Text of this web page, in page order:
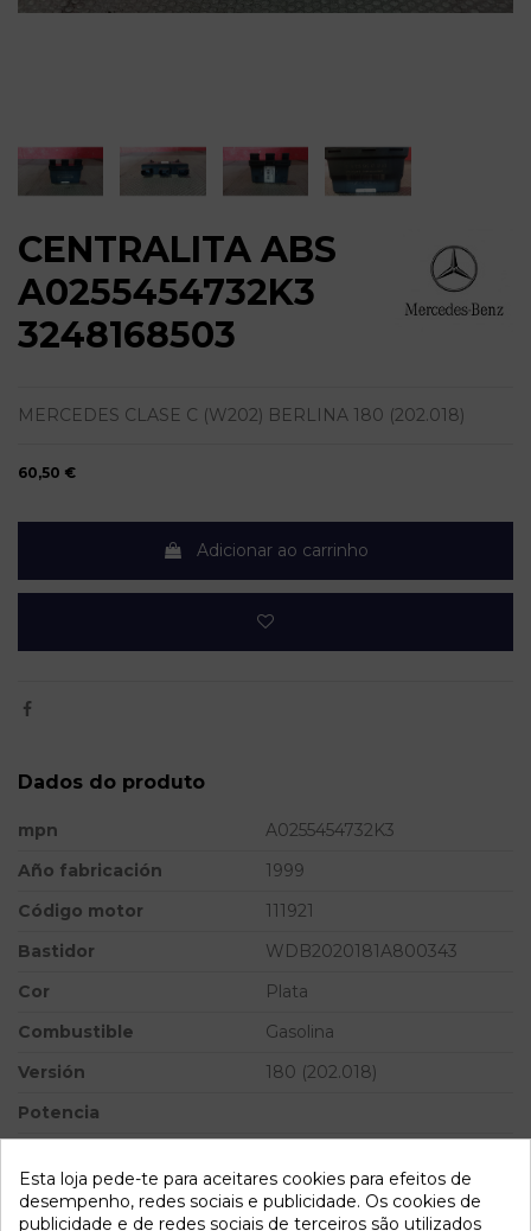
CENTRALITA ABS
A0255454732K3
3248168503
MERCEDES CLASE C (W202) BERLINA 180 (202.018)
60,50 €
Adicionar ao carrinho
Dados do produto
mpn
A0255454732K3
Año fabricación
1999
Código motor
111921
Bastidor
WDB2020181A800343
Cor
Plata
Combustible
Gasolina
Versión
180 (202.018)
Potencia
Modelo
CLASE C (W202) BERLINA
Esta loja pede-te para aceitares cookies para efeitos de
desempenho, redes sociais e publicidade. Os cookies de
publicidade e de redes sociais de terceiros são utilizados